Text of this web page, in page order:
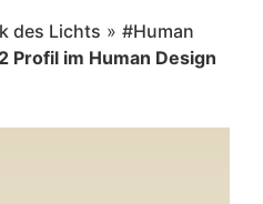
des Lichts » #Human
Profil im Human Design